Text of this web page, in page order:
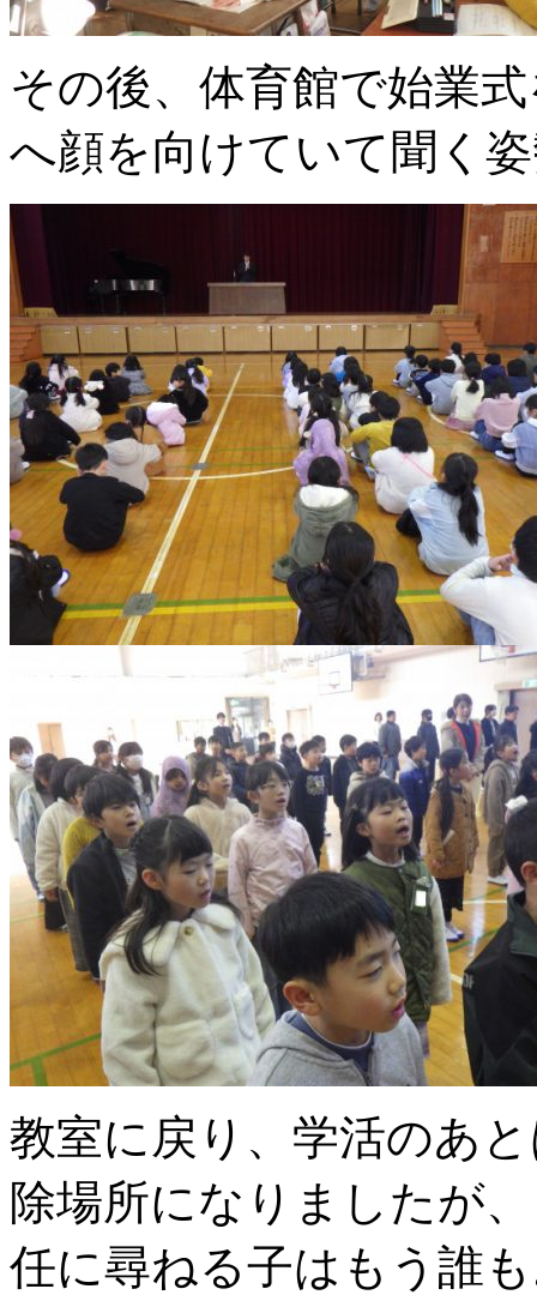
その後、体育館で始業
へ顔を向けていて聞く
教室に戻り、学活のあ
除場所になりましたが
任に尋ねる子はもう誰